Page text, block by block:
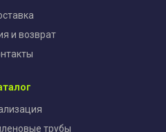
и возврат
трубы